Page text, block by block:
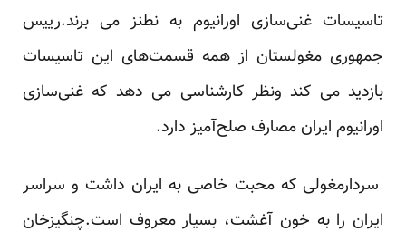
تاسیسات غنی‌سازی اورانیوم به نطنز می برند.رییس
جمهوری مغولستان از همه قسمت‌های این تاسیسات
بازدید می کند ونظر کارشناسی می دهد که غنی‌سازی
اورانیوم ایران مصارف صلح‌آمیز دارد.
سردارمغولی که محبت خاصی به ایران داشت و سراسر
ایران را به خون آغشت، بسیار معروف است.چنگیزخان